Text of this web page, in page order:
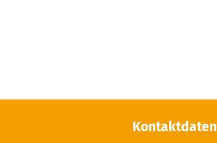
Kontaktdaten